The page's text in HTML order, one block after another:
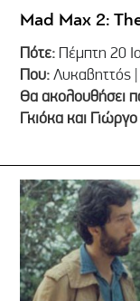
Mad Max 2:
Πότε: Πέμπτη 20
Που:Λυκαβηττός
Θα ακολουθήσει
Γκιόκα και